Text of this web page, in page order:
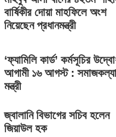
বার্ষিকীর দোয়া মাহফিলে অংশ
নিয়েছেন প্রধানমন্ত্রী
‘ফ্যামিলি কার্ড’ কর্মসূচির
আগামী ১৬ আগস্ট :
মন্ত্রী
জ্বালানি বিভাগের সচিব হলেন
জিয়াউল হক